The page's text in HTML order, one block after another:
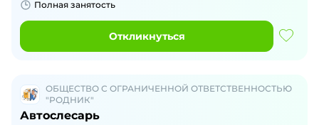
Полная занятость
Откликнуться
ОБЩЕСТВО С ОГРАНИЧЕННОЙ ОТВЕТСТВЕННОСТЬЮ
"РОДНИК"
Автослесарь